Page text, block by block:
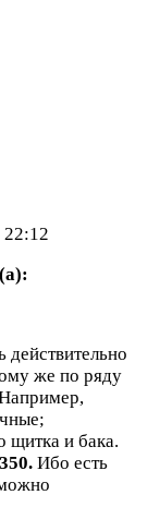
22:12
действительно
же по ряду
щитка и бака.
Ибо есть